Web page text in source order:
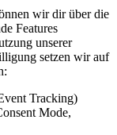
wir dir über die
Features
unserer
setzen wir auf
Tracking)
Mode,